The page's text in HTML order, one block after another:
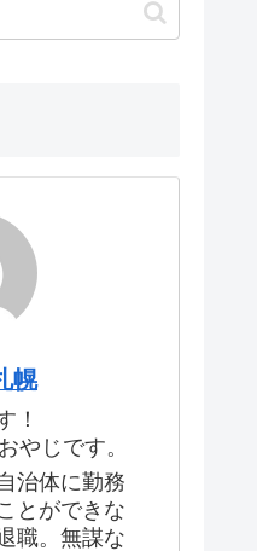
幌
！
やじです。
治体に勤務
とができな
職。無謀な